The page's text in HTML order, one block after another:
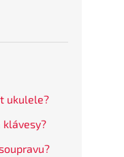
5 hvězdiček.
ukulele?
klávesy?